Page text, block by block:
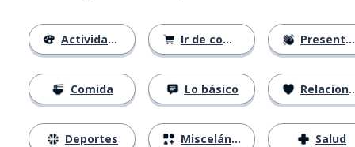
Actividades
Comida
Deportes
Ir de compras
Lo básico
Misceláneo
Presentándose
Relaciones
Salud